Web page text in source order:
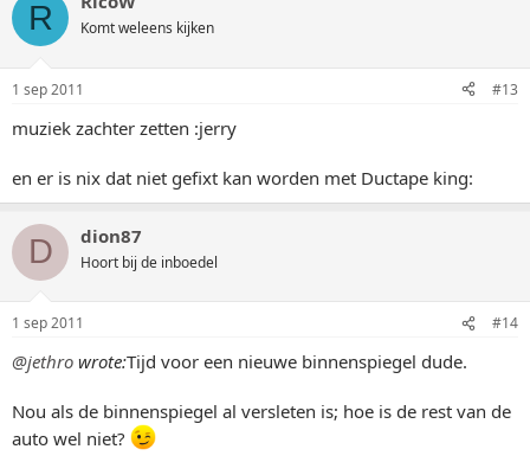
R Komt weleens kijken
1 sep 2011 #13
muziek zachter zetten :jerry
en er is nix dat niet gefixt kan worden met Ductape king:
D dion87
Hoort bij de inboedel
1 sep 2011 #14
@jethro wrote:Tijd voor een nieuwe binnenspiegel dude.
Nou als de binnenspiegel al versleten is; hoe is de rest van de
auto wel niet?